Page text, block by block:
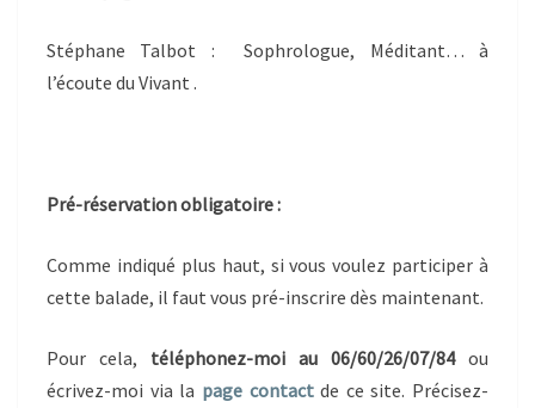
Stéphane Talbot : Sophrologue, Méditant… à
l’écoute du Vivant .
Pré-réservation obligatoire :
Comme indiqué plus haut, si vous voulez participer à
cette balade, il faut vous pré-inscrire dès maintenant.
Pour cela, téléphonez-moi au 06/60/26/07/84ou
écrivez-moi via la page contactde ce site. Précisez-